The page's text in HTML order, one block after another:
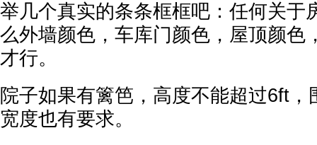
举几个真实的条条框框吧：任何关于
么外墙颜色，车库门颜色，屋顶颜色
才行。
院子如果有篱笆，高度不能超过6ft，
宽度也有要求。